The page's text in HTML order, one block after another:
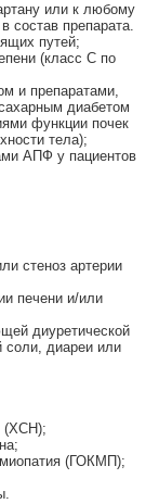
или к любому
состав препарата.
путей;
(класс С по
и препаратами,
диабетом
функции почек
тела);
АПФ у пациентов
стеноз артерии
печени и/или
диуретической
соли, диареи или
(ХСН);
(ГОКМП);